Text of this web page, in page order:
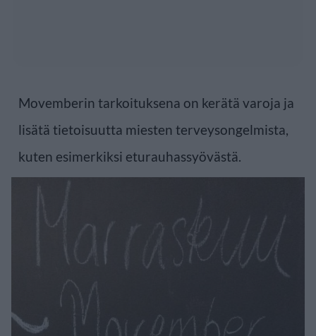
Movemberin tarkoituksena on kerätä varoja ja
lisätä tietoisuutta miesten terveysongelmista,
kuten esimerkiksi eturauhassyövästä.